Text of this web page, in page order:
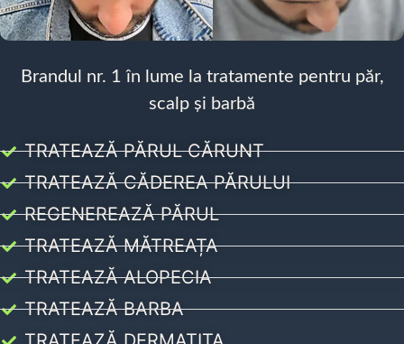
Brandul nr. 1 în lume la tratamente pentru păr,
scalp și barbă
TRATEAZĂ PĂRUL CĂRUNT
TRATEAZĂ CĂDEREA PĂRULUI
REGENEREAZĂ PĂRUL
TRATEAZĂ MĂTREAȚA
TRATEAZĂ ALOPECIA
TRATEAZĂ BARBA